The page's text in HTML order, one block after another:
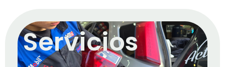
Servicios